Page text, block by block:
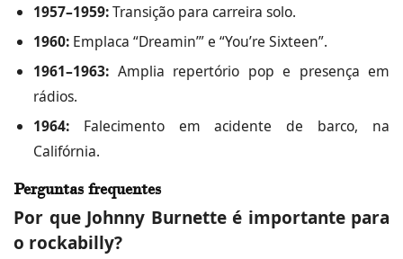
1957–1959:Transição para carreira solo.
1960: Emplaca “Dreamin’” e “You’re Sixteen”.
1961–1963: Amplia repertório pop e presença em
rádios.
1964: Falecimento em acidente de barco, na
Califórnia.
Perguntas frequentes
Por que Johnny Burnette é importante para
o rockabilly?